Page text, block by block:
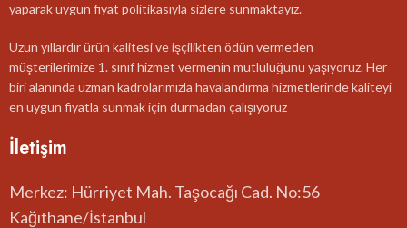
yaparak uygun fiyat politikasıyla sizlere sunmaktayız.
Uzun yıllardır ürün kalitesi ve işçilikten ödün vermeden
müşterilerimize 1. sınıf hizmet vermenin mutluluğunu yaşıyoruz. Her
biri alanında uzman kadrolarımızla havalandırma hizmetlerinde kaliteyi
en uygun fiyatla sunmak için durmadan çalışıyoruz
İletişim
Merkez: Hürriyet Mah. Taşocağı Cad. No:56
Kağıthane/İstanbul